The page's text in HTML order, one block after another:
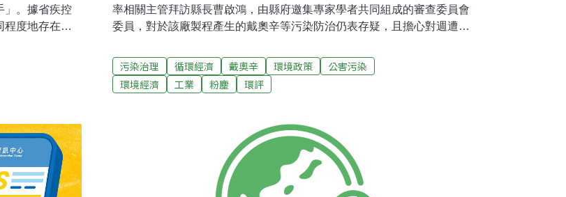
」。據省疾控
程度地存在職
率相關主管拜訪縣長曹啟鴻，由縣府邀集專家學者共同組成的審查委員會
委員，對於該廠製程產生的戴奧辛等污染防治仍表存疑，且擔心對週遭養
後，才會同意設廠。擬於屏南工業區設廠的鑫輝鋼鐵股份有限公司，以電
爐鍊鋼為主，預定年產30萬噸的鋼胚，另有年產90萬噸熱軋鋼捲的金屬加
工軋延廠，建廠用地約9.8公頃。由於外界對於電爐廠存有許多疑慮，認為
及氮氧化物、硫氧化物等煙道廢氣，將嚴重衝擊屏縣空氣品質。恐會造成
附近環境惡化，嚴重影響附近地區農民的生計。
污染治理 循環經濟 戴奧辛 環境政策
公害污染
環境經濟
工業 粉塵 環評